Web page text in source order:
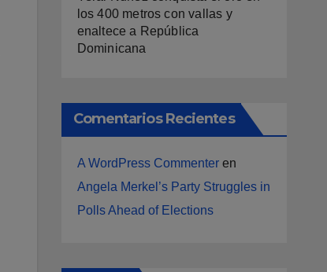
los 400 metros con vallas y
enaltece a República
Dominicana
Comentarios Recientes
A WordPress Commenteren
Angela Merkel’s Party Struggles in
Polls Ahead of Elections